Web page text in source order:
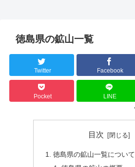
徳島県の鉱山一覧
Twitter Facebook
Pocket LINE
目次
徳島県の鉱山一覧について